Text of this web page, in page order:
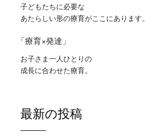
子どもたちに必要な
あたらしい形の療育がここにあります。
「療育×発達」
お子さま一人ひとりの
成長に合わせた療育。
最新の投稿